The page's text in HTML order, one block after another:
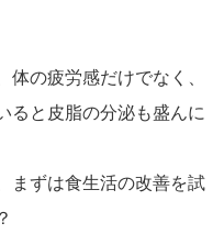
の疲労感だけでなく、
ると皮脂の分泌も盛んに
まずは食生活の改善を試